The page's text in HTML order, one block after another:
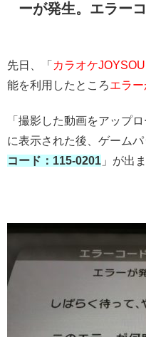
ーが発生。エラー
先日、「 カラオケ
能を利用したところエラ
「撮影した動画をアップ
に表示された後、ゲーム
コード：115-0201 」が出